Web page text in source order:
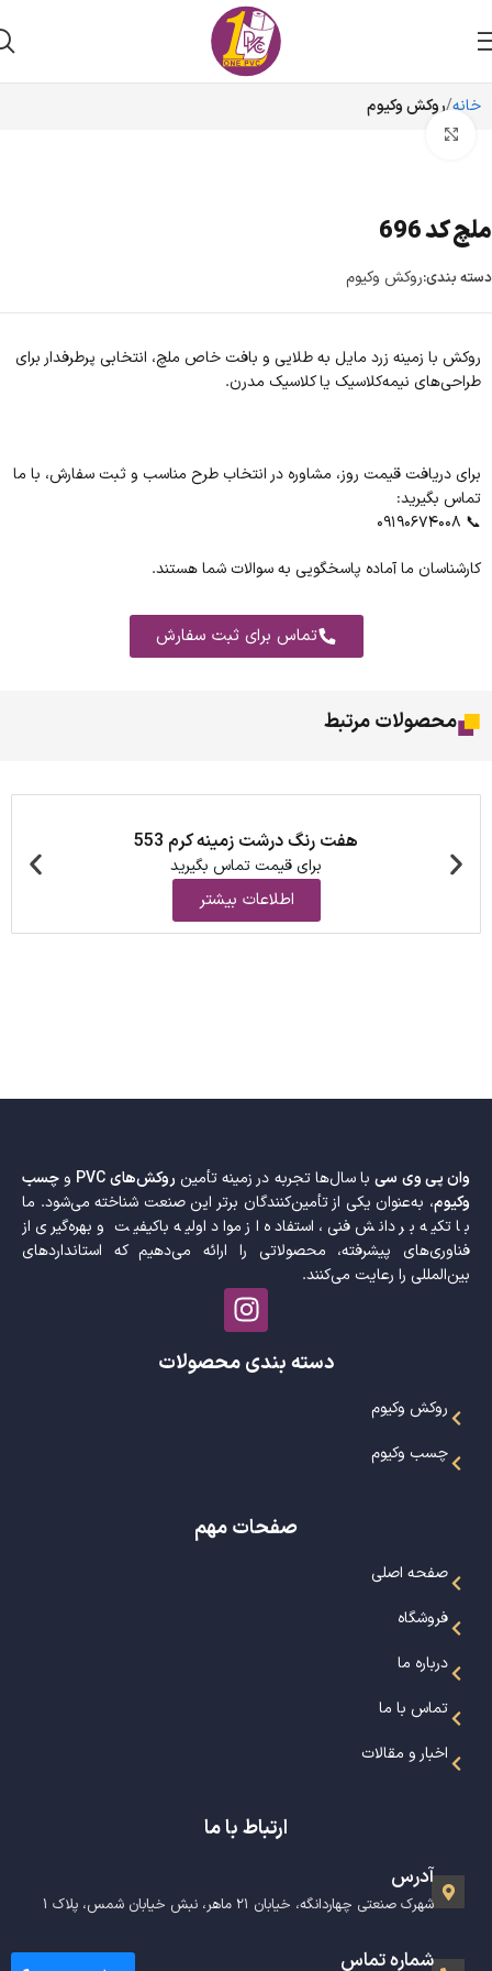
خانه روکش وکیوم
ملچ کد 696
دسته بندی:روکش وکیوم
روکش با زمینه زرد مایل به طلایی و بافت خاص ملچ، انتخابی پرطرفدار برای
طراحی‌های نیمه‌کلاسیک یا کلاسیک مدرن.
برای دریافت قیمت روز، مشاوره در انتخاب طرح مناسب و ثبت سفارش، با ما
تماس بگیرید:
📞 ۰۹۱۹۰۶۷۴۰۰۸
کارشناسان ما آماده پاسخگویی به سوالات شما هستند.
تماس برای ثبت سفارش
محصولات مرتبط
هفت رنگ درشت زمینه کرم 553
برای قیمت تماس بگیرید
اطلاعات بیشتر
وان پی وی سیبا سال‌ها تجربه در زمینه تأمین روکش‌های PVC وچسب
وکیوم، به‌عنوان یکی از تأمین‌کنندگان برتر این صنعت شناخته می‌شود. ما
با تکیه بر دانش فنی، استفاده از مواد اولیه باکیفیت و بهره‌گیری از
فناوری‌های پیشرفته، محصولاتی را ارائه می‌دهیم که استانداردهای
بین‌المللی را رعایت می‌کنند.
دسته بندی محصولات
روکش وکیوم
چسب وکیوم
صفحات مهم
صفحه اصلی
فروشگاه
درباره ما
تماس با ما
اخبار و مقالات
ارتباط با ما
آدرس
شهرک صنعتی چهاردانگه، خیابان ۲۱ ماهر، نبش خیابان شمس، پلاک ۱
شماره تماس